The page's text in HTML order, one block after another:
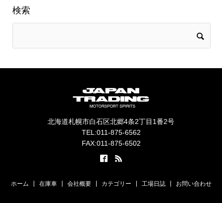
検索
北海道札幌市白石区北郷4条2丁目1番2号
TEL:011-875-6562
FAX:011-875-6502
ホーム 在庫車 会社概要 カテゴリー 工場日誌 お問い合わせ